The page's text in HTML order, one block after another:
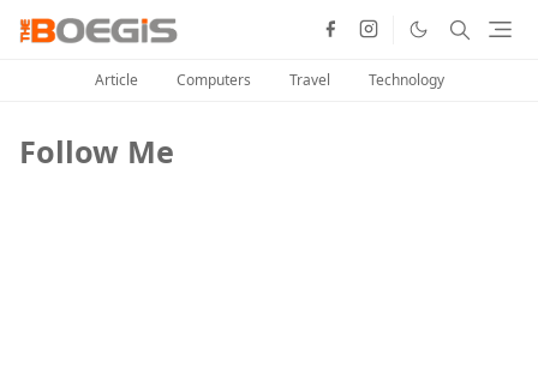
Article Computers Travel Technology
Follow Me